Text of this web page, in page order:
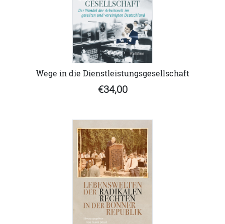
Wege in die Dienstleistungsgesellschaft
€34,00